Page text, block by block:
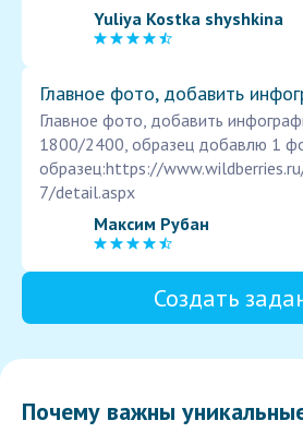
Yuliya Kostka shyshkina
Главное фото, добавить
Главное фото, добавить
1800/2400, образец добавлю 1
образец:https://
7/detail.aspx
Максим Рубан
Создать
Почему важны